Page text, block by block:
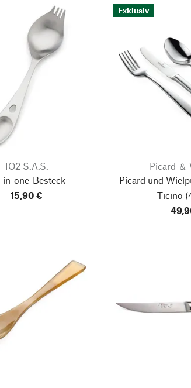
IO2 S.A.S.
in-one-Besteck
15,90 €
Exklusiv
Picard ＆
Picard und
Ticino